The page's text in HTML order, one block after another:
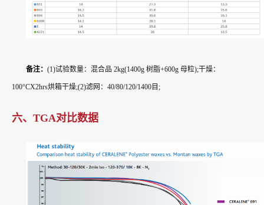
备注： (1)试验数量：混合品 2kg(1400g 树脂+600g 母粒);干燥：
100°CX2hrs烘箱干燥;(2)滤网：40/80/120/1400目;
六、TGA对比数据